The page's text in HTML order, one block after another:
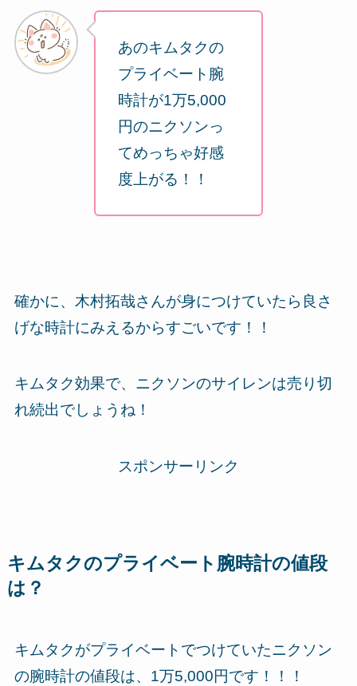
あのキムタクの
プライベート腕
時計が1万5,000
円のニクソンっ
てめっちゃ好感
度上がる！！
確かに、木村拓哉さんが身につけていたら良さ
げな時計にみえるからすごいです！！
キムタク効果で、ニクソンのサイレンは売り切
れ続出でしょうね！
スポンサーリンク
キムタクのプライベート腕時計の値段
は？
キムタクがプライベートでつけていたニクソン
の腕時計の値段は、1万5,000円です！！！